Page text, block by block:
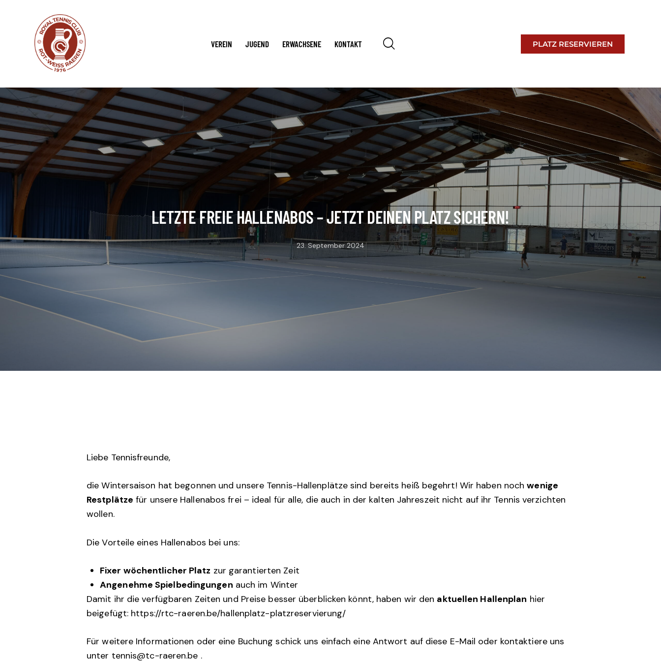
VEREIN JUGEND ERWACHSENE KONTAKT PLATZ RESERVIEREN
LETZTE FREIE HALLENABOS – JETZT DEINEN PLATZ SICHERN!
23. September 2024
Liebe Tennisfreunde,
die Wintersaison hat begonnen und unsere Tennis-Hallenplätze sind bereits heiß begehrt! Wir haben nochwenige
Restplätze für unsere Hallenabos frei – ideal für alle, die auch in der kalten Jahreszeit nicht auf ihr Tennis verzichten
wollen.
Die Vorteile eines Hallenabos bei uns:
Fixer wöchentlicher Platz zur garantierten Zeit
Angenehme Spielbedingungen auch im Winter
Damit ihr die verfügbaren Zeiten und Preise besser überblicken könnt, haben wir den aktuellen Hallenplan hier
beigefügt: https://rtc-raeren.be/hallenplatz-platzreservierung/
Für weitere Informationen oder eine Buchung schick uns einfach eine Antwort auf diese E-Mail oder kontaktiere uns
unter tennis@tc-raeren.be .